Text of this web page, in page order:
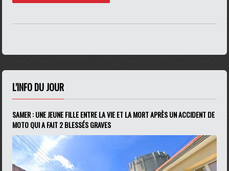
L'INFO DU JOUR
SAMER : UNE JEUNE FILLE ENTRE LA VIE ET LA MORT APRÈS UN ACCIDENT DE
MOTO QUI A FAIT 2 BLESSÉS GRAVES